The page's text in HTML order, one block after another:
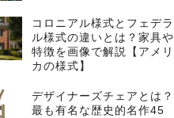
コロニアル様式とフェデラ
ル様式の違いとは？家具や
特徴を画像で解説【アメリ
カの様式】
デザイナーズチェアとは？
最も有名な歴史的名作45